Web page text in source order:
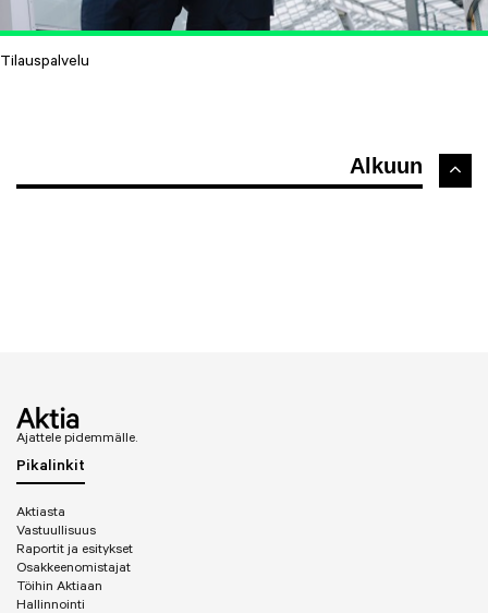
Tilauspalvelu
Alkuun
Ajattele pidemmälle.
Pikalinkit
Aktiasta
Vastuullisuus
Raportit ja esitykset
Osakkeenomistajat
Töihin Aktiaan
Hallinnointi